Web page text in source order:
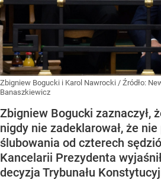
Zbigniew Bogucki i Karol Nawrocki / Źródło:
Banaszkiewicz
Zbigniew Bogucki zaznaczył,
nigdy nie zadeklarował, że
ślubowania od czterech
Kancelarii Prezydenta
decyzja Trybunału